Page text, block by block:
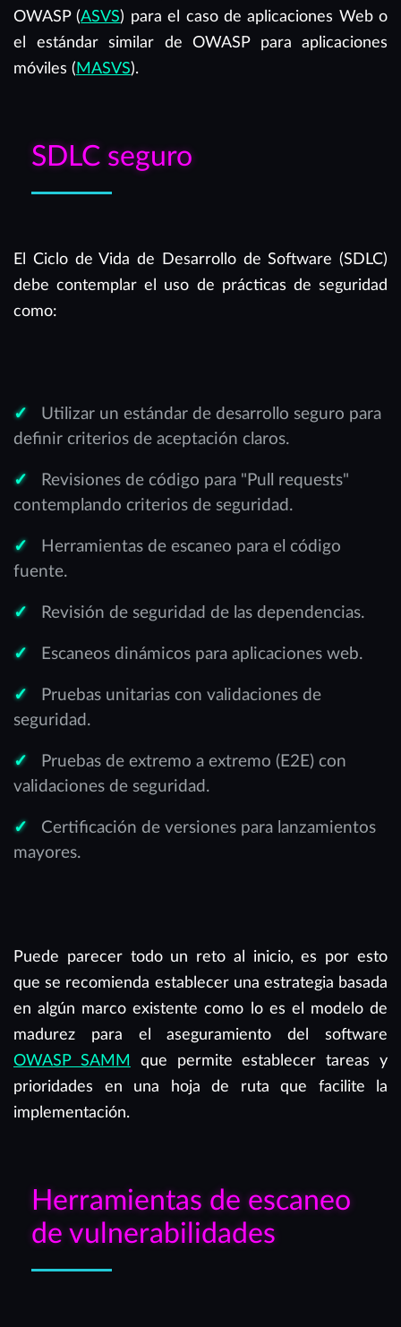
OWASP (ASVS) para el caso de aplicaciones Web o
el estándar similar de OWASP para aplicaciones
móviles (MASVS).
SDLC seguro
El Ciclo de Vida de Desarrollo de Software (SDLC)
debe contemplar el uso de prácticas de seguridad
como:
Utilizar un estándar de desarrollo seguro para
definir criterios de aceptación claros.
Revisiones de código para "Pull requests"
contemplando criterios de seguridad.
Herramientas de escaneo para el código
fuente.
Revisión de seguridad de las dependencias.
Escaneos dinámicos para aplicaciones web.
Pruebas unitarias con validaciones de
seguridad.
Pruebas de extremo a extremo (E2E) con
validaciones de seguridad.
Certificación de versiones para lanzamientos
mayores.
Puede parecer todo un reto al inicio, es por esto
que se recomienda establecer una estrategia basada
en algún marco existente como lo es el modelo de
madurez para el aseguramiento del software
OWASP SAMM que permite establecer tareas y
prioridades en una hoja de ruta que facilite la
implementación.
Herramientas de escaneo
de vulnerabilidades